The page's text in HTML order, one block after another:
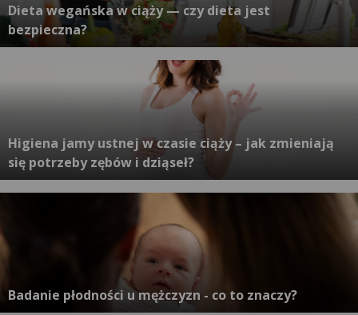
Dieta wegańska w ciąży — czy dieta jest
bezpieczna?
Higiena jamy ustnej w czasie ciąży – jak zmieniają
się potrzeby zębów i dziąseł?
Badanie płodności u mężczyzn - co to znaczy?